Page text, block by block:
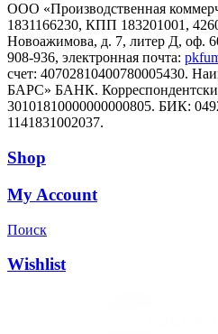
ООО «Производственная
1831166230, КПП 183201001,
Новоажимова, д. 7, литер Д, оф.
908-936, электронная почта:
счет: 40702810400780005430.
БАРС» БАНК.
30101810000000000805. БИК:
1141831002037.
Shop
My Account
Поиск
Wishlist